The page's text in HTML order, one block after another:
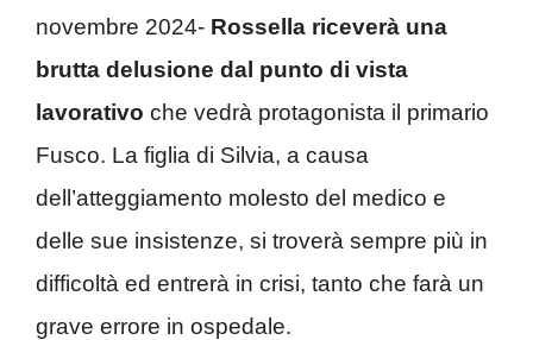
novembre 2024- Rossella riceverà una
brutta delusione dal punto di vista
lavorativo che vedrà protagonista il primario
Fusco. La figlia di Silvia, a causa
dell’atteggiamento molesto del medico e
delle sue insistenze, si troverà sempre più in
difficoltà ed entrerà in crisi, tanto che farà un
grave errore in ospedale.